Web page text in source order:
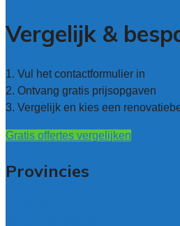
Vergelijk &
1. Vul het contactformulier in
2. Ontvang gratis prijsopgaven
3. Vergelijk en kies een
Gratis offertes vergelijken
Provincies